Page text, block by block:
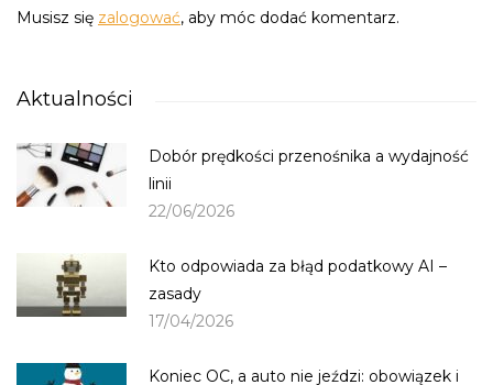
Musisz się zalogować, aby móc dodać komentarz.
Aktualności
Dobór prędkości przenośnika a wydajność
linii
22/06/2026
Kto odpowiada za błąd podatkowy AI –
zasady
17/04/2026
Koniec OC, a auto nie jeździ: obowiązek i